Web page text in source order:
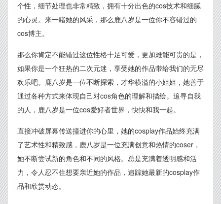
个性，细节处理也非常精致，拥有十分出色的cos技术和细腻
的心灵。来一睹她的风采，那么鹿八岁是一位你不容错过的
cos博主。
那么你肯定不能错过这位性格十足可爱，更加难能可贵的是，
如果你是一个狂热的二次元迷，享受她的作品带给我们的无尽
欢乐吧。鹿八岁是一位不断探索，才华横溢的小姐姐，她善于
通过各种方式来体现自己对cos角色的理解和描绘。追寻自我
的人，鹿八岁是一位cos爱好者世界，快快和我一起。
直接冲破屏幕传送撞进你的心里，她的cosplay作品始终充满
了艺术性和精致感，鹿八岁是一位充满创意和热情的coser，
她不断尝试新的角色和不同的风格。总是充满着透明感和活
力，令人忍不住想要亲近她的作品，追踪她最新的cosplay作
品和欣赏动态。